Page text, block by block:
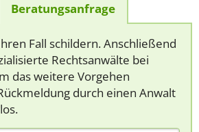
Beratungsanfrage
Fall schildern. Anschließend
Rechtsanwälte bei
das weitere Vorgehen
durch einen Anwalt